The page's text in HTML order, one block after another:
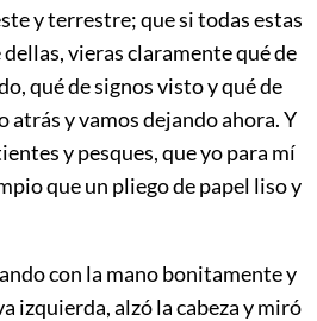
y terrestre; que si todas estas
vieras claramente qué de
qué de signos visto y qué de
atrás y vamos dejando ahora. Y
y pesques, que yo para mí
que un pliego de papel liso y
con la mano bonitamente y
izquierda, alzó la cabeza y miró